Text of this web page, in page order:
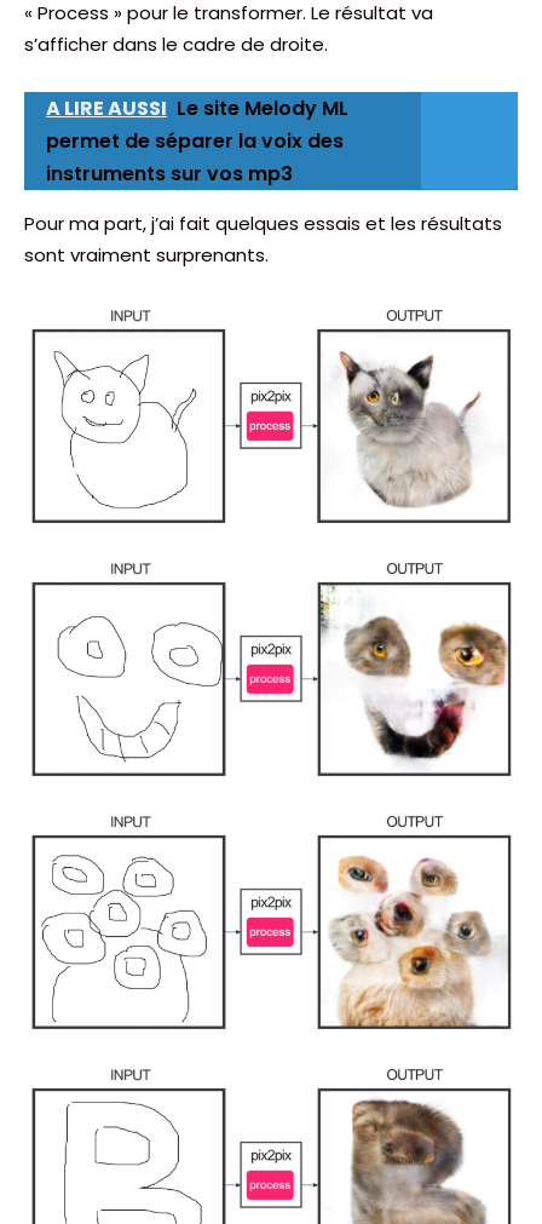
« Process » pour le transformer. Le résultat va
s’afficher dans le cadre de droite.
A LIRE AUSSI Le site Melody ML
permet de séparer la voix des
instruments sur vos mp3
Pour ma part, j’ai fait quelques essais et les résultats
sont vraiment surprenants.